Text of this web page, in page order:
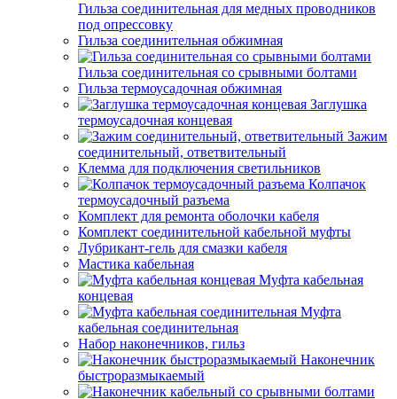
Гильза соединительная для медных проводников
под опрессовку
Гильза соединительная обжимная
Гильза соединительная со срывными болтами
Гильза термоусадочная обжимная
Заглушка
термоусадочная концевая
Зажим
соединительный, ответвительный
Клемма для подключения светильников
Колпачок
термоусадочный разъема
Комплект для ремонта оболочки кабеля
Комплект соединительной кабельной муфты
Лубрикант-гель для смазки кабеля
Мастика кабельная
Муфта кабельная
концевая
Муфта
кабельная соединительная
Набор наконечников, гильз
Наконечник
быстроразмыкаемый